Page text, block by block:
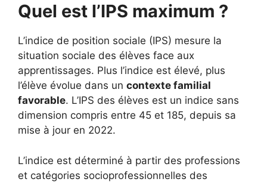
Quel est l’IPS maximum ?
L’indice de position sociale (IPS) mesure la
situation sociale des élèves face aux
apprentissages. Plus l’indice est élevé, plus
l’élève évolue dans un contexte familial
favorable. L’IPS des élèves est un indice sans
dimension compris entre 45 et 185, depuis sa
mise à jour en 2022.
L’indice est déterminé à partir des professions
et catégories socioprofessionnelles des